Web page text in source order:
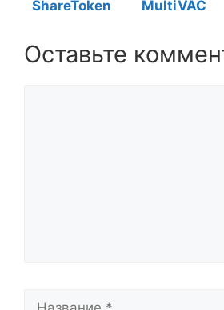
ShareToken MultiVAC
Оставьте